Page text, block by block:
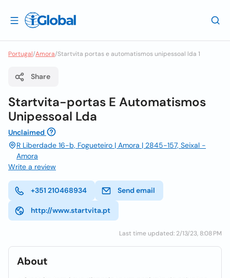
Portugal/Amora/Startvita portas e automatismos unipessoal lda 1
Share
Startvita-portas E Automatismos
Unipessoal Lda
Unclaimed
R Liberdade 16-b, Fogueteiro | Amora | 2845-157, Seixal -
Amora
Write a review
+351 210468934 Send email
http://www.startvita.pt
Last time updated: 2/13/23, 8:08 PM
About